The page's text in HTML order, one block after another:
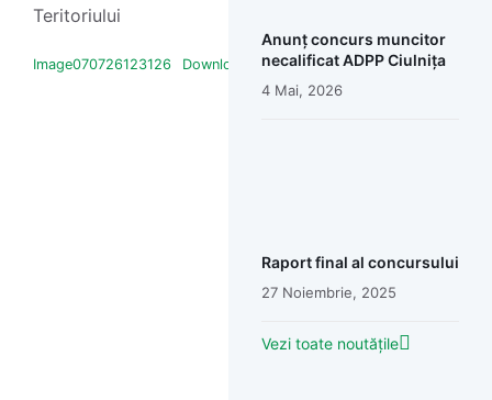
Teritoriului
Image070726123126 Download
Anunț concurs muncitor
necalificat ADPP Ciulnița
4 Mai, 2026
Raport final al concursului
27 Noiembrie, 2025
Vezi toate noutățile